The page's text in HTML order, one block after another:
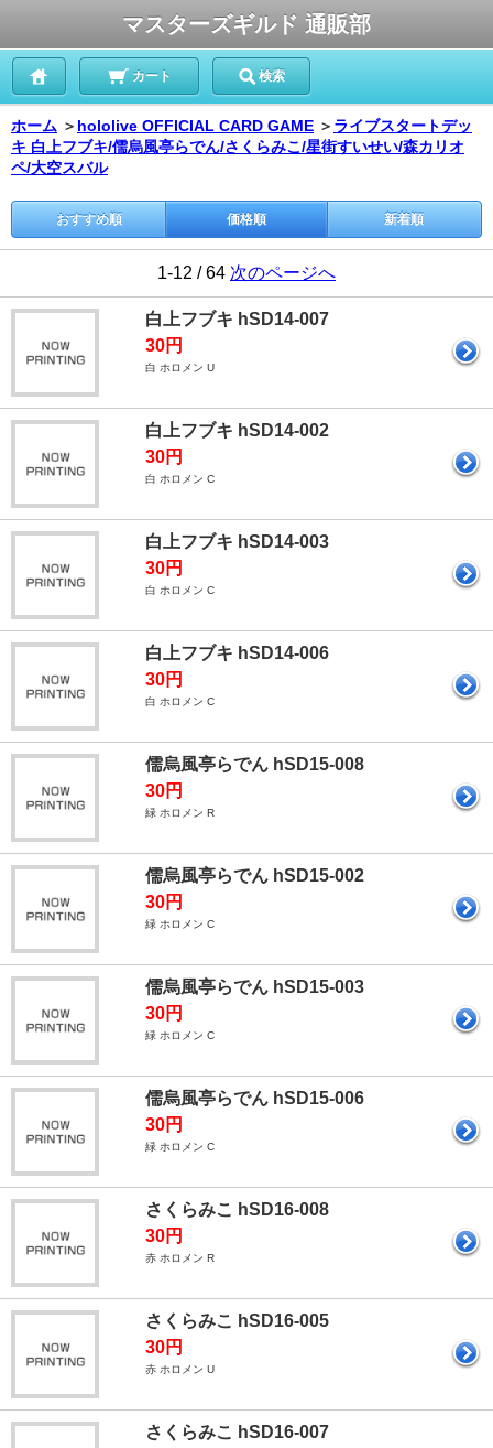
マスターズギルド 通販部
カート 検索
ホーム ＞ hololive OFFICIAL CARD GAME ＞ ライブスタートデッ
キ 白上フブキ/儒烏風亭らでん/さくらみこ/星街すいせい/森カリオ
ペ/大空スバル
おすすめ順 価格順 新着順
1-12 / 64 次のページへ
白上フブキ hSD14-007
30円
白 ホロメン U
白上フブキ hSD14-002
30円
白 ホロメン C
白上フブキ hSD14-003
30円
白 ホロメン C
白上フブキ hSD14-006
30円
白 ホロメン C
儒烏風亭らでん hSD15-008
30円
緑 ホロメン R
儒烏風亭らでん hSD15-002
30円
緑 ホロメン C
儒烏風亭らでん hSD15-003
30円
緑 ホロメン C
儒烏風亭らでん hSD15-006
30円
緑 ホロメン C
さくらみこ hSD16-008
30円
赤 ホロメン R
さくらみこ hSD16-005
30円
赤 ホロメン U
さくらみこ hSD16-007